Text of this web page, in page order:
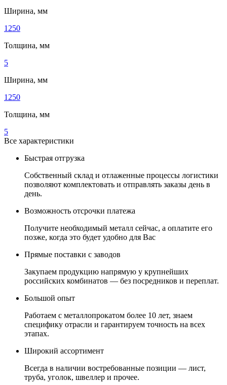
Ширина, мм
1250
Толщина, мм
5
Ширина, мм
1250
Толщина, мм
5
Все характеристики
Быстрая отгрузка
Собственный склад и отлаженные процессы логистики
позволяют комплектовать и отправлять заказы день в
день.
Возможность отсрочки платежа
Получите необходимый металл сейчас, а оплатите его
позже, когда это будет удобно для Вас
Прямые поставки с заводов
Закупаем продукцию напрямую у крупнейших
российских комбинатов — без посредников и переплат.
Большой опыт
Работаем с металлопрокатом более 10 лет, знаем
специфику отрасли и гарантируем точность на всех
этапах.
Широкий ассортимент
Всегда в наличии востребованные позиции — лист,
труба, уголок, швеллер и прочее.